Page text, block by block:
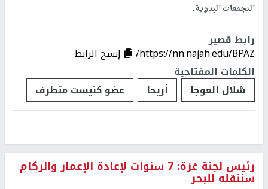
التجمعات البدوية.
رابط قصير
https://nn.najah.edu/BPAZ/
إنسخ الرابط
الكلمات المفتاحية
شلال العوجا
أريحا عضو كنيست متطرف
رئيس لجنة غزة: 7 سنوات لإعادة الإعمار والركام
سننقله للبحر